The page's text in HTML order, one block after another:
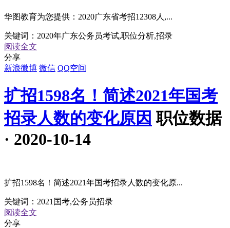
华图教育为您提供：2020广东省考招12308人,...
关键词： 2020年广东公务员考试,职位分析,招录
阅读全文
分享
新浪微博 微信 QQ空间
扩招1598名！简述2021年国考
招录人数的变化原因 职位数据
· 2020-10-14
扩招1598名！简述2021年国考招录人数的变化原...
关键词： 2021国考,公务员招录
阅读全文
分享